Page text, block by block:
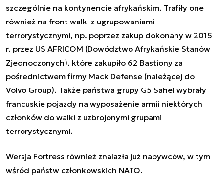
szczególnie na kontynencie afrykańskim. Trafiły one
również na front walki z ugrupowaniami
terrorystycznymi, np. poprzez zakup dokonany w 2015
r. przez US AFRICOM (Dowództwo Afrykańskie Stanów
Zjednoczonych), które zakupiło 62 Bastiony za
pośrednictwem firmy Mack Defense (należącej do
Volvo Group). Także państwa grupy G5 Sahel wybrały
francuskie pojazdy na wyposażenie armii niektórych
członków do walki z uzbrojonymi grupami
terrorystycznymi.
Wersja Fortress również znalazła już nabywców, w tym
wśród państw członkowskich NATO.